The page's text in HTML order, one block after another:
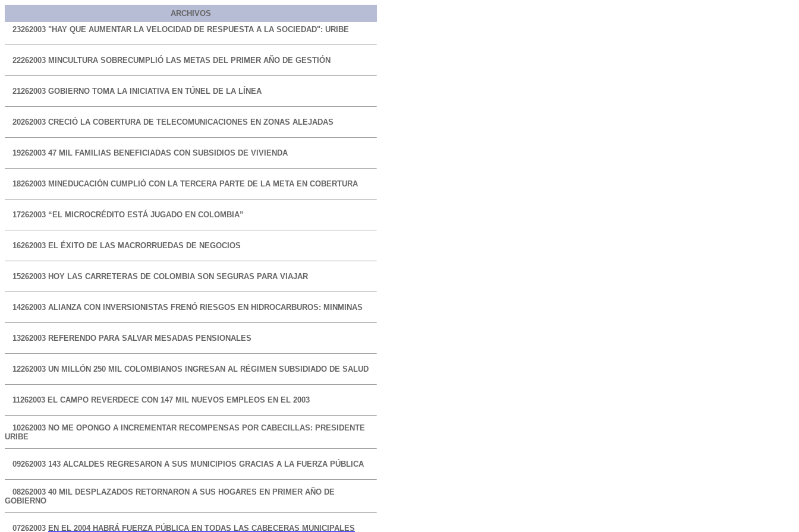
ARCHIVOS
23262003 "HAY QUE AUMENTAR LA VELOCIDAD DE RESPUESTA A LA SOCIEDAD": URIBE
22262003 MINCULTURA SOBRECUMPLIÓ LAS METAS DEL PRIMER AÑO DE GESTIÓN
21262003 GOBIERNO TOMA LA INICIATIVA EN TÚNEL DE LA LÍNEA
20262003 CRECIÓ LA COBERTURA DE TELECOMUNICACIONES EN ZONAS ALEJADAS
19262003 47 MIL FAMILIAS BENEFICIADAS CON SUBSIDIOS DE VIVIENDA
18262003 MINEDUCACIÓN CUMPLIÓ CON LA TERCERA PARTE DE LA META EN COBERTURA
17262003 “EL MICROCRÉDITO ESTÁ JUGADO EN COLOMBIA”
16262003 EL ÉXITO DE LAS MACRORRUEDAS DE NEGOCIOS
15262003 HOY LAS CARRETERAS DE COLOMBIA SON SEGURAS PARA VIAJAR
14262003 ALIANZA CON INVERSIONISTAS FRENÓ RIESGOS EN HIDROCARBUROS: MINMINAS
13262003 REFERENDO PARA SALVAR MESADAS PENSIONALES
12262003 UN MILLÓN 250 MIL COLOMBIANOS INGRESAN AL RÉGIMEN SUBSIDIADO DE SALUD
11262003 EL CAMPO REVERDECE CON 147 MIL NUEVOS EMPLEOS EN EL 2003
10262003 NO ME OPONGO A INCREMENTAR RECOMPENSAS POR CABECILLAS: PRESIDENTE
URIBE
09262003 143 ALCALDES REGRESARON A SUS MUNICIPIOS GRACIAS A LA FUERZA PÚBLICA
08262003 40 MIL DESPLAZADOS RETORNARON A SUS HOGARES EN PRIMER AÑO DE
GOBIERNO
07262003 EN EL 2004 HABRÁ FUERZA PÚBLICA EN TODAS LAS CABECERAS MUNICIPALES